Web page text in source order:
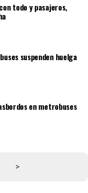
todo y pasajeros,
suspenden huelga
en metrobuses
>